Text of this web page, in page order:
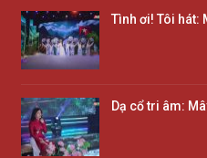
Tình ơi! Tôi hát:
Dạ cổ tri âm: